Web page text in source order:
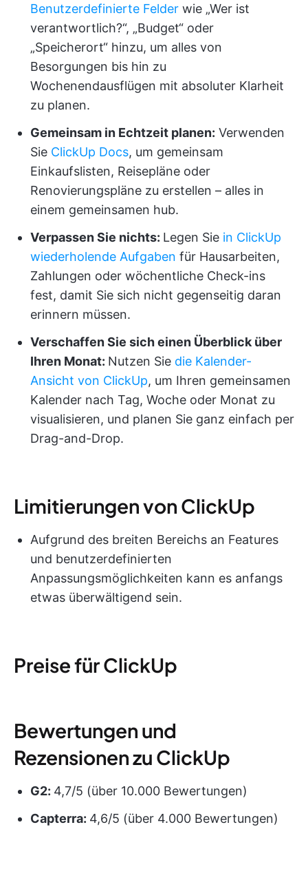
Benutzerdefinierte Felder wie „Wer ist
verantwortlich?“, „Budget“ oder
„Speicherort“ hinzu, um alles von
Besorgungen bis hin zu
Wochenendausflügen mit absoluter Klarheit
zu planen.
Gemeinsam in Echtzeit planen: Verwenden
Sie ClickUp Docs, um gemeinsam
Einkaufslisten, Reisepläne oder
Renovierungspläne zu erstellen – alles in
einem gemeinsamen hub.
Verpassen Sie nichts: Legen Sie in ClickUp
wiederholende Aufgaben für Hausarbeiten,
Zahlungen oder wöchentliche Check-ins
fest, damit Sie sich nicht gegenseitig daran
erinnern müssen.
Verschaffen Sie sich einen Überblick über
Ihren Monat: Nutzen Sie die Kalender-
Ansicht von ClickUp, um Ihren gemeinsamen
Kalender nach Tag, Woche oder Monat zu
visualisieren, und planen Sie ganz einfach per
Drag-and-Drop.
Limitierungen von ClickUp
Aufgrund des breiten Bereichs an Features
und benutzerdefinierten
Anpassungsmöglichkeiten kann es anfangs
etwas überwältigend sein.
Preise für ClickUp
Bewertungen und
Rezensionen zu ClickUp
G2: 4,7/5 (über 10.000 Bewertungen)
Capterra: 4,6/5 (über 4.000 Bewertungen)